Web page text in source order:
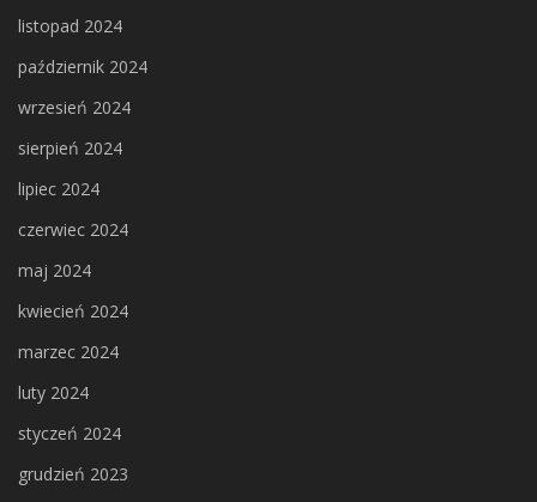
listopad 2024
październik 2024
wrzesień 2024
sierpień 2024
lipiec 2024
czerwiec 2024
maj 2024
kwiecień 2024
marzec 2024
luty 2024
styczeń 2024
grudzień 2023